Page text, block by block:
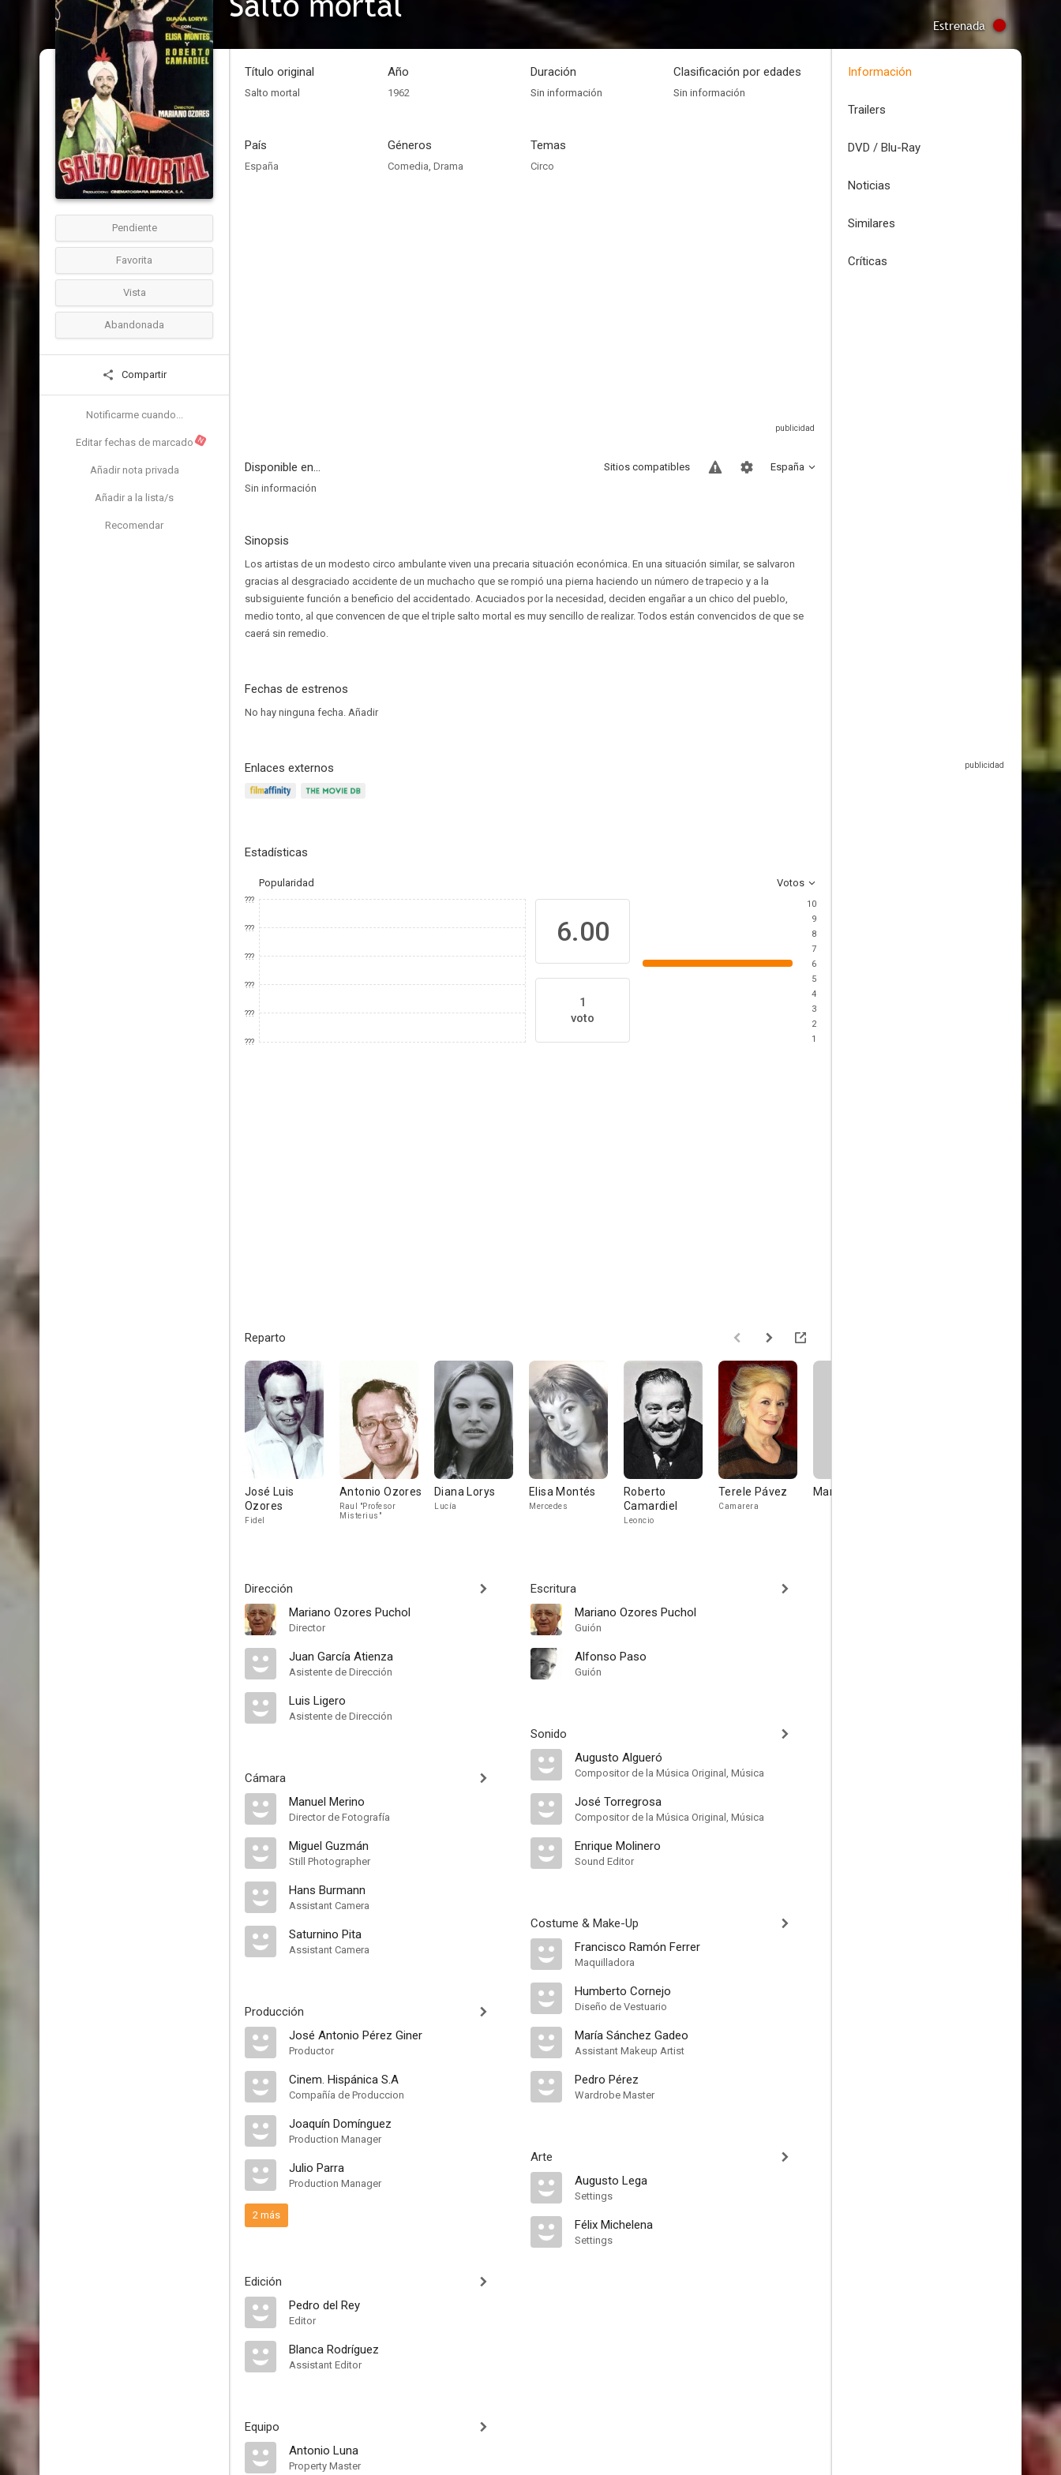
Estrenada
Pendiente
Favorita
Vista
Abandonada
Compartir
Notificarme cuando...
Editar fechas de marcado N
Añadir nota privada
Añadir a la lista/s
Recomendar
Título original
Salto mortal
Año
1962
Duración
Sin información
Clasificación por edades
Sin información
País
España
Géneros
Comedia, Drama
Temas
Circo
Disponible en... España
Sitios compatibles
Sin información
Sinopsis
Los artistas de un modesto circo ambulante viven una precaria situación económica. En una situación similar, se salvaron
gracias al desgraciado accidente de un muchacho que se rompió una pierna haciendo un número de trapecio y a la
subsiguiente función a beneficio del accidentado. Acuciados por la necesidad, deciden engañar a un chico del pueblo,
medio tonto, al que convencen de que el triple salto mortal es muy sencillo de realizar. Todos están convencidos de que se
caerá sin remedio.
Fechas de estrenos
No hay ninguna fecha. Añadir
Enlaces externos
Estadísticas
Popularidad Votos
???
???
???
???
???
???
6.00
1
voto
10
9
8
7
6
5
4
3
2
1
Reparto
José Luis
Ozores
Fidel
Antonio Ozores
Raul "Profesor
Misterius"
Diana Lorys
Lucía
Elisa Montés
Mercedes
Roberto
Camardiel
Leoncio
Terele Pávez
Camarera
Mari Luz Real
Dirección
Mariano Ozores Puchol
Director
Juan García Atienza
Asistente de Dirección
Luis Ligero
Asistente de Dirección
Cámara
Manuel Merino
Director de Fotografía
Miguel Guzmán
Still Photographer
Hans Burmann
Assistant Camera
Saturnino Pita
Assistant Camera
Producción
José Antonio Pérez Giner
Productor
Cinem. Hispánica S.A
Compañía de Produccion
Joaquín Domínguez
Production Manager
Julio Parra
Production Manager
2 más
Edición
Pedro del Rey
Editor
Blanca Rodríguez
Assistant Editor
Equipo
Antonio Luna
Property Master
Escritura
Mariano Ozores Puchol
Guión
Alfonso Paso
Guión
Sonido
Augusto Algueró
Compositor de la Música Original, Música
José Torregrosa
Compositor de la Música Original, Música
Enrique Molinero
Sound Editor
Costume & Make-Up
Francisco Ramón Ferrer
Maquilladora
Humberto Cornejo
Diseño de Vestuario
María Sánchez Gadeo
Assistant Makeup Artist
Pedro Pérez
Wardrobe Master
Arte
Augusto Lega
Settings
Félix Michelena
Settings
Información
Trailers
DVD / Blu-Ray
Noticias
Similares
Críticas